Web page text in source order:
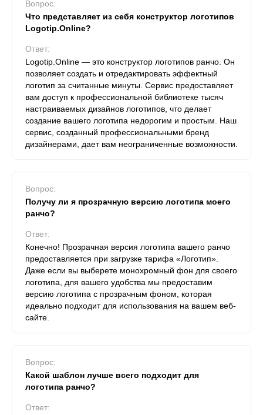
Вопрос:
Что представляет из себя конструктор логотипов
Logotip.Online?
Ответ:
Logotip.Online — это конструктор логотипов ранчо. Он
позволяет создать и отредактировать эффектный
логотип за считанные минуты. Сервис предоставляет
вам доступ к профессиональной библиотеке тысяч
настраиваемых дизайнов логотипов, что делает
создание вашего логотипа недорогим и простым. Наш
сервис, созданный профессиональными бренд
дизайнерами, дает вам неограниченные возможности.
Вопрос:
Получу ли я прозрачную версию логотипа моего
ранчо?
Ответ:
Конечно! Прозрачная версия логотипа вашего ранчо
предоставляется при загрузке тарифа «Логотип».
Даже если вы выберете монохромный фон для своего
логотипа, для вашего удобства мы предоставим
версию логотипа с прозрачным фоном, которая
идеально подходит для использования на вашем веб-
сайте.
Вопрос:
Какой шаблон лучше всего подходит для
логотипа ранчо?
Ответ: